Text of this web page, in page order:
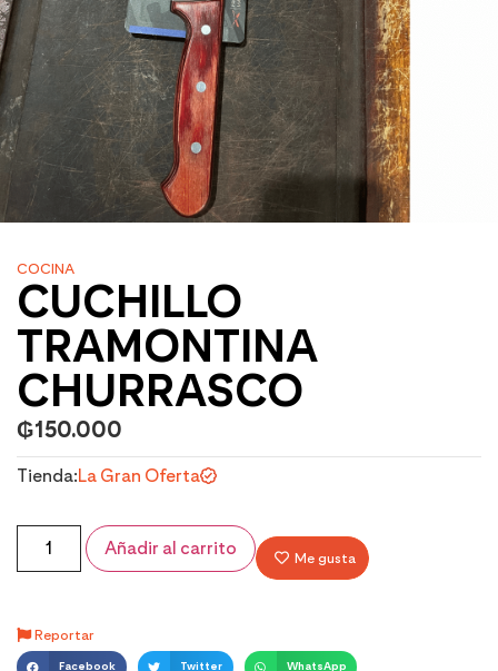
COCINA
CUCHILLO
TRAMONTINA
CHURRASCO
₲150.000
Tienda:La Gran Oferta
Añadir al carrito Me gusta
Reportar
Facebook Twitter WhatsApp